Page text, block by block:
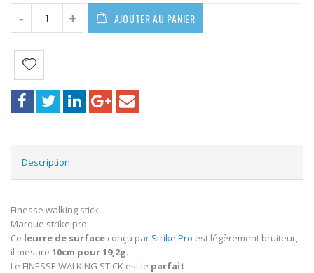
AJOUTER AU PANIER
Description
Finesse walking stick
Marque strike pro
Ce leurre de surface conçu par Strike Pro est légèrement bruiteur,
il mesure 10cm pour 19,2g.
Le FINESSE WALKING STICK est le parfait